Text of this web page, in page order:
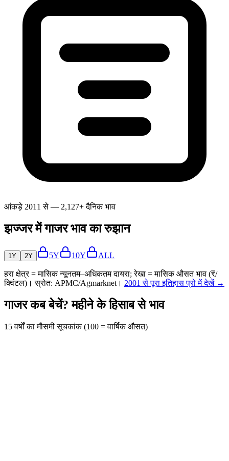
आंकड़े 2011 से — 2,127+ दैनिक भाव
झज्जर में गाजर भाव का रुझान
1Y 2Y 5Y 10Y ALL
हरा क्षेत्र = मासिक न्यूनतम–अधिकतम दायरा; रेखा = मासिक औसत भाव (₹/
क्विंटल)। स्रोत: APMC/Agmarknet। 2001 से पूरा इतिहास प्रो में देखें →
गाजर कब बेचें? महीने के हिसाब से भाव
15 वर्षों का मौसमी सूचकांक (100 = वार्षिक औसत)